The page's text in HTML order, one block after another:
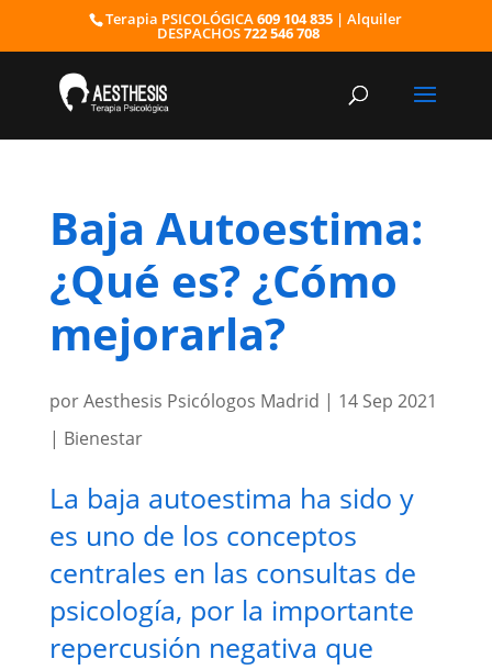
Terapia PSICOLÓGICA609 104 835 | Alquiler
DESPACHOS722 546 708
Baja Autoestima:
¿Qué es? ¿Cómo
mejorarla?
porAesthesis Psicólogos Madrid | 14 Sep 2021
| Bienestar
La baja autoestima ha sido y
es uno de los conceptos
centrales en las consultas de
psicología, por la importante
repercusión negativa que